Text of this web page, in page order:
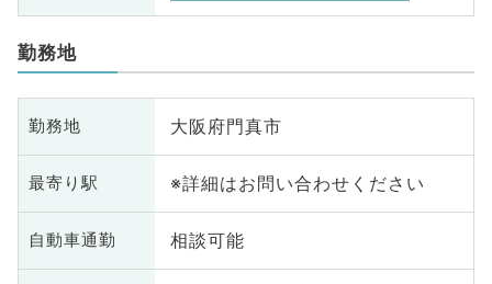
勤務地
勤務地 大阪府門真市
最寄り駅 ※詳細はお問い合わせください
自動車通勤 相談可能